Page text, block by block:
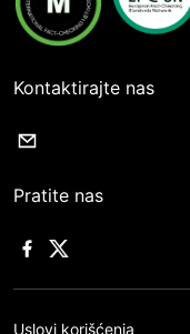
Kontaktirajte nas
Pratite nas
Uslovi korišćenja